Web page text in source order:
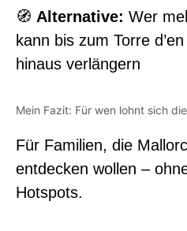
🧭 Alternative: Wer
kann bis zum Torre
hinaus verlängern
Mein Fazit: Für wen lohnt sich
Für Familien, die
entdecken wollen –
Hotspots.